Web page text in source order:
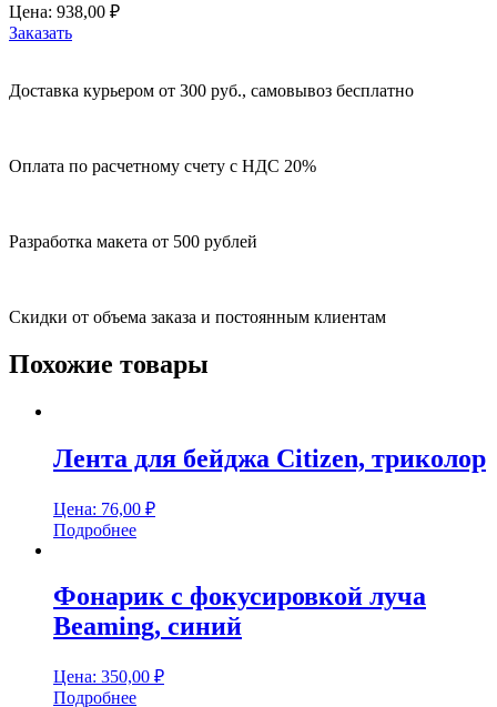
Цена: 938,00 ₽
Заказать
Доставка курьером от 300 руб., самовывоз бесплатно
Оплата по расчетному счету с НДС 20%
Разработка макета от 500 рублей
Скидки от объема заказа и постоянным клиентам
Похожие товары
Лента для бейджа Citizen, триколор
Цена: 76,00 ₽
Подробнее
Фонарик с фокусировкой луча
Beaming, синий
Цена: 350,00 ₽
Подробнее